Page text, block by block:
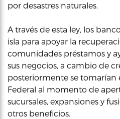
por desastres naturales.
A través de esta ley, los
isla para apoyar la
comunidades préstamos y
sus negocios, a cambio de
posteriormente se tomarían
Federal al momento de
sucursales, expansiones y
otros beneficios.